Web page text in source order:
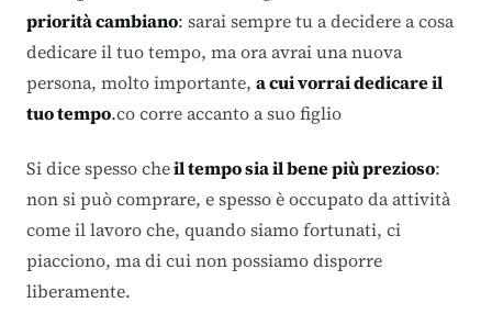
priorità cambiano: sarai sempre tu a decidere a cosa
dedicare il tuo tempo, ma ora avrai una nuova
persona, molto importante, a cui vorrai dedicare il
tuo tempo.co corre accanto a suo figlio
Si dice spesso cheil tempo sia il bene più prezioso:
non si può comprare, e spesso è occupato da attività
come il lavoro che, quando siamo fortunati, ci
piacciono, ma di cui non possiamo disporre
liberamente.